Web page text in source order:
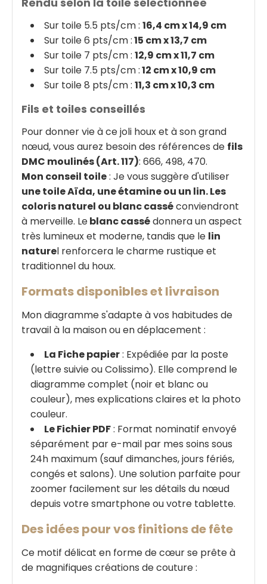
Sur toile 5.5 pts/cm : 16,4 cm x 14,9 cm
Sur toile 6 pts/cm :15 cm x 13,7 cm
Sur toile 7 pts/cm : 12,9 cm x 11,7 cm
Sur toile 7.5 pts/cm :12 cm x 10,9 cm
Sur toile 8 pts/cm : 11,3 cm x 10,3 cm
Fils et toiles conseillés
Pour donner vie à ce joli houx et à son grand
nœud, vous aurez besoin des références de fils
DMC moulinés (Art. 117): 666, 498, 470.
Mon conseil toile: Je vous suggère d'utiliser
une toile Aïda, une étamine ou un lin. Les
coloris naturel ou blanc casséconviendront
à merveille. Leblanc cassédonnera un aspect
très lumineux et moderne, tandis que le lin
naturel renforcera le charme rustique et
traditionnel du houx.
Formats disponibles et livraison
Mon diagramme s'adapte à vos habitudes de
travail à la maison ou en déplacement :
La Fiche papier: Expédiée par la poste
(lettre suivie ou Colissimo). Elle comprend le
diagramme complet (noir et blanc ou
couleur), mes explications claires et la photo
couleur.
Le Fichier PDF: Format nominatif envoyé
séparément par e-mail par mes soins sous
24h maximum (sauf dimanches, jours fériés,
congés et salons). Une solution parfaite pour
zoomer facilement sur les détails du nœud
depuis votre smartphone ou votre tablette.
Des idées pour vos finitions de fête
Ce motif délicat en forme de cœur se prête à
de magnifiques créations de couture :